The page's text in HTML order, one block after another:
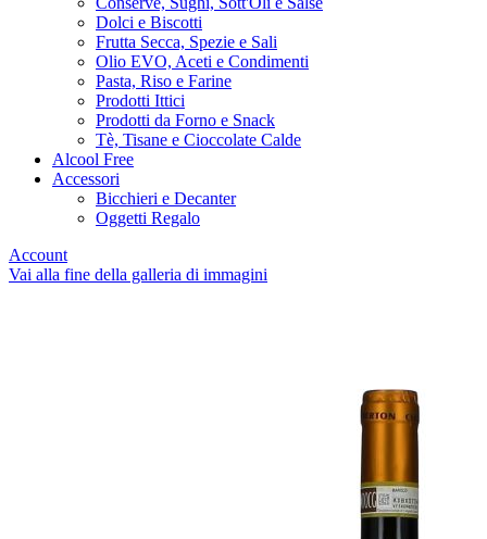
Dolci e Biscotti
Frutta Secca, Spezie e Sali
Olio EVO, Aceti e Condimenti
Pasta, Riso e Farine
Prodotti Ittici
Prodotti da Forno e Snack
Tè, Tisane e Cioccolate Calde
Alcool Free
Accessori
Bicchieri e Decanter
Oggetti Regalo
Account
Vai alla fine della galleria di immagini